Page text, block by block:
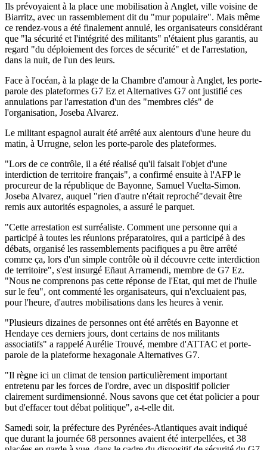
Ils prévoyaient à la place une mobilisation à Anglet, ville voisine de
Biarritz, avec un rassemblement dit du "mur populaire". Mais même
ce rendez-vous a été finalement annulé, les organisateurs considérant
que "la sécurité et l'intégrité des militants" n'étaient plus garantis, au
regard "du déploiement des forces de sécurité" et de l'arrestation,
dans la nuit, de l'un des leurs.
Face à l'océan, à la plage de la Chambre d'amour à Anglet, les porte-
parole des plateformes G7 Ez et Alternatives G7 ont justifié ces
annulations par l'arrestation d'un des "membres clés" de
l'organisation, Joseba Alvarez.
Le militant espagnol aurait été arrêté aux alentours d'une heure du
matin, à Urrugne, selon les porte-parole des plateformes.
"Lors de ce contrôle, il a été réalisé qu'il faisait l'objet d'une
interdiction de territoire français", a confirmé ensuite à l'AFP le
procureur de la république de Bayonne, Samuel Vuelta-Simon.
Joseba Alvarez, auquel "rien d'autre n'était reproché"devait être
remis aux autorités espagnoles, a assuré le parquet.
"Cette arrestation est surréaliste. Comment une personne qui a
participé à toutes les réunions préparatoires, qui a participé à des
débats, organisé les rassemblements pacifiques a pu être arrêté
comme ça, lors d'un simple contrôle où il découvre cette interdiction
de territoire", s'est insurgé Eñaut Arramendi, membre de G7 Ez.
"Nous ne comprenons pas cette réponse de l'Etat, qui met de l'huile
sur le feu", ont commenté les organisateurs, qui n'excluaient pas,
pour l'heure, d'autres mobilisations dans les heures à venir.
"Plusieurs dizaines de personnes ont été arrêtés en Bayonne et
Hendaye ces derniers jours, dont certains de nos militants
associatifs" a rappelé Aurélie Trouvé, membre d'ATTAC et porte-
parole de la plateforme hexagonale Alternatives G7.
"Il règne ici un climat de tension particulièrement important
entretenu par les forces de l'ordre, avec un dispositif policier
clairement surdimensionné. Nous savons que cet état policier a pour
but d'effacer tout débat politique", a-t-elle dit.
Samedi soir, la préfecture des Pyrénées-Atlantiques avait indiqué
que durant la journée 68 personnes avaient été interpellées, et 38